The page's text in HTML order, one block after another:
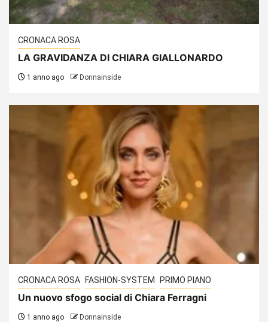
CRONACA ROSA
LA GRAVIDANZA DI CHIARA GIALLONARDO
1 anno ago Donnainside
CRONACA ROSA FASHION-SYSTEM PRIMO PIANO
Un nuovo sfogo social di Chiara Ferragni
1 anno ago Donnainside